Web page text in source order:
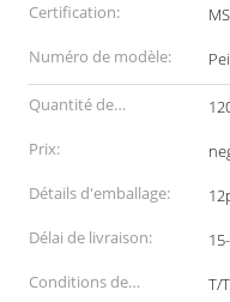
Certification:
Numéro de modèle:
Quantité de
commande min:
Prix:
Détails d'emballage:
Délai de livraison:
Conditions de
T/T